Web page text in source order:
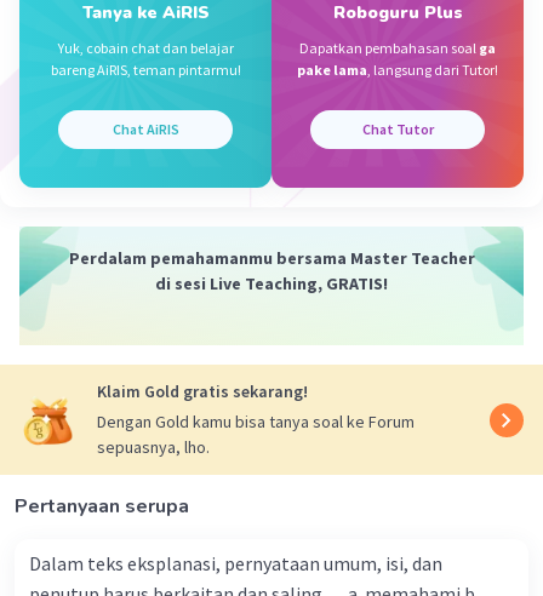
Tanya ke AiRIS
Yuk, cobain chat dan belajar
bareng AiRIS, teman pintarmu!
Chat AiRIS
Roboguru Plus
Dapatkan pembahasan soal ga
pake lama, langsung dari Tutor!
Chat Tutor
Perdalam pemahamanmu bersama Master Teacher
di sesi Live Teaching, GRATIS!
Klaim Gold gratis sekarang!
Dengan Gold kamu bisa tanya soal ke Forum
sepuasnya, lho.
Pertanyaan serupa
Dalam teks eksplanasi, pernyataan umum, isi, dan